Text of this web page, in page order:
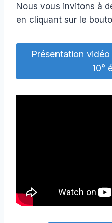
Nous vous invitons à
en cliquant sur le
Présentation
10°